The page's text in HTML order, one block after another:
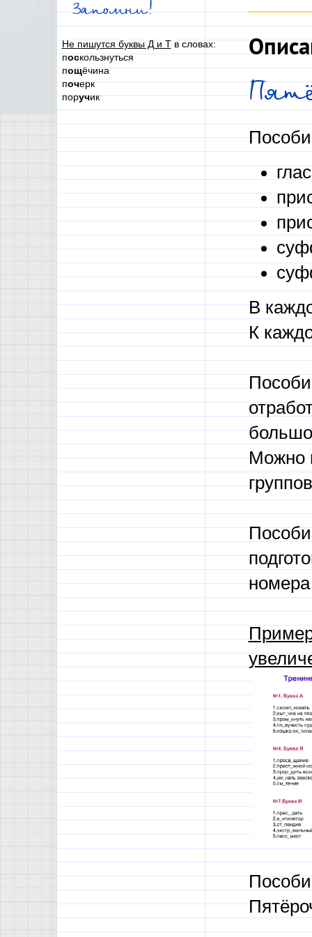
Запомни!
Не пишутся буквы Д и Тв словах:
поскользнуться
пощёчина
почерк
поручик
В
К
Можно
номера